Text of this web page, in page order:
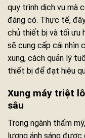
quy trình dịch vụ mà
đáng có. Thực tế,
chủ thiết bị và tối ưu
sẽ cung cấp cái nhìn
xung, cách quản lý
thiết bị để đạt hiệu
Xung máy triệt
sâu
Trong ngành thẩm
lượng ánh sáng